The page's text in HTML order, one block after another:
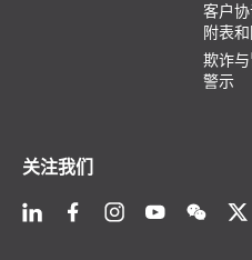
客户协
附表
欺诈
警示
关注我们